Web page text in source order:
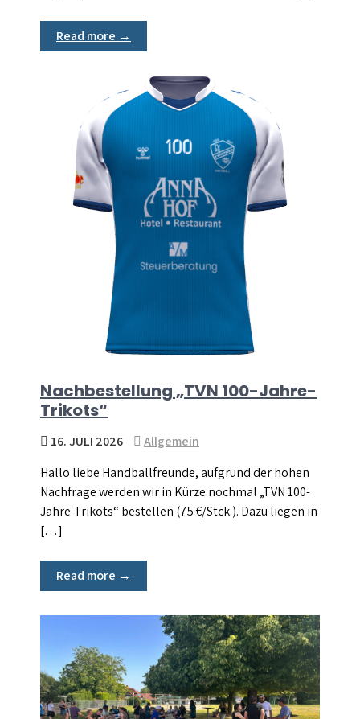
Read more →
Nachbestellung „TVN 100-Jahre-
Trikots“
16. JULI 2026
Allgemein
Hallo liebe Handballfreunde, aufgrund der hohen
Nachfrage werden wir in Kürze nochmal „TVN 100-
Jahre-Trikots“ bestellen (75 €/Stck.). Dazu liegen in
[…]
Read more →